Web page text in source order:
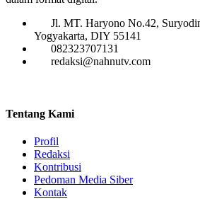
Jl. MT. Haryono No.42,
Yogyakarta, DIY 55141
082323707131
redaksi@nahnutv.com
Tentang Kami
Profil
Redaksi
Kontribusi
Pedoman Media Siber
Kontak